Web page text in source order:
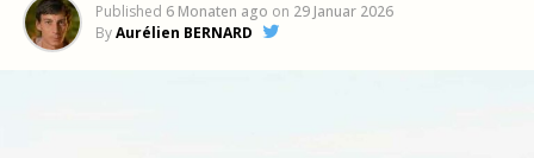
Published 6 Monaten ago on 29 Januar 2026
ByAurélien BERNARD